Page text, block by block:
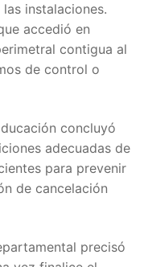
instalaciones.
accedió en
contigua al
de control o
concluyó
adecuadas de
para prevenir
de cancelación
precisó